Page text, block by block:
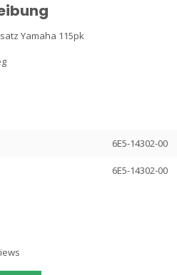
Yamaha 115pk
6E5-14302-00
6E5-14302-00